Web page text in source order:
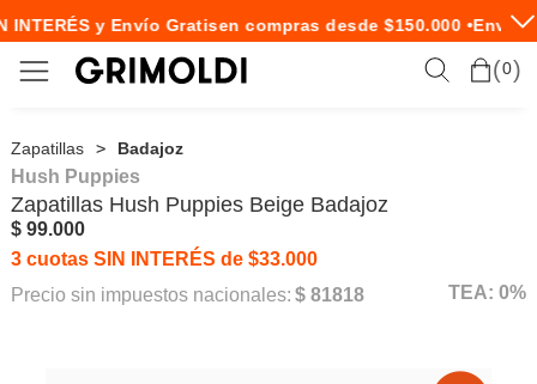
INTERÉS y Envío Gratisen compras desde $150.000 •Envío
0
Zapatillas Badajoz
Hush Puppies
Zapatillas Hush Puppies Beige Badajoz
$ 99.000
3 cuotas SIN INTERÉS de $33.000
Precio sin impuestos nacionales: $ 81818 TEA: 0%